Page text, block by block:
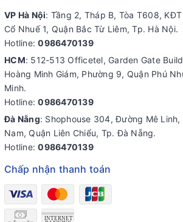
VP Hà Nội: Tầng 2, Tháp B, Tòa T608,
Cổ Nhuế 1, Quận Bắc Từ Liêm, Tp. Hà Nội.
Hotline:0986470139
HCM: 512-513 Officetel, Garden Gate
Hoàng Minh Giám, Phường 9, Quận Phú
Minh.
Hotline:0986470139
Đà Nẵng: Shophouse 304, Đường Mê Linh,
Nam, Quận Liên Chiểu, Tp. Đà Nẵng.
Hotline:0986470139
Chấp nhận thanh toán